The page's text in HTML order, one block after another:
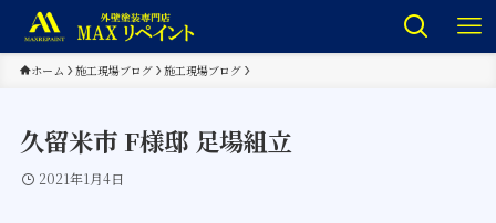
ホーム 施工現場ブログ 施工現場ブログ
久留米市 F様邸 足場組立
2021年1月4日